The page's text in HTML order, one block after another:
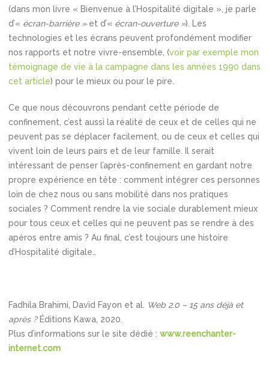
(dans mon livre « Bienvenue à l’Hospitalité digitale », je parle
d’« écran-barrière »et d’« écran-ouverture »). Les
technologies et les écrans peuvent profondément modifier
nos rapports et notre vivre-ensemble, (voir par exemple mon
témoignage de vie à la campagne dans les années 1990 dans
cet article) pour le mieux ou pour le pire.
Ce que nous découvrons pendant cette période de
confinement, c’est aussi la réalité de ceux et de celles qui ne
peuvent pas se déplacer facilement, ou de ceux et celles qui
vivent loin de leurs pairs et de leur famille. Il serait
intéressant de penser l’après-confinement en gardant notre
propre expérience en tête : comment intégrer ces personnes
loin de chez nous ou sans mobilité dans nos pratiques
sociales ? Comment rendre la vie sociale durablement mieux
pour tous ceux et celles qui ne peuvent pas se rendre à des
apéros entre amis ? Au final, c’est toujours une histoire
d’Hospitalité digitale…
Fadhila Brahimi, David Fayon et al. Web 2.0 – 15 ans déjà et
après ?Éditions Kawa, 2020.
Plus d’informations sur le site dédié : www.reenchanter-
internet.com